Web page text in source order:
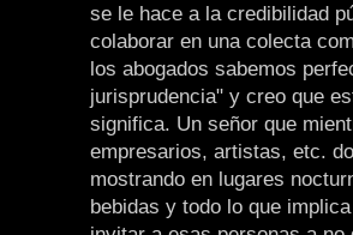
se le hace a la credibilidad
colaborar en una colecta
los abogados sabemos
jurisprudencia" y creo que
significa. Un señor que
empresarios, artistas, etc.
mostrando en lugares
bebidas y todo lo que